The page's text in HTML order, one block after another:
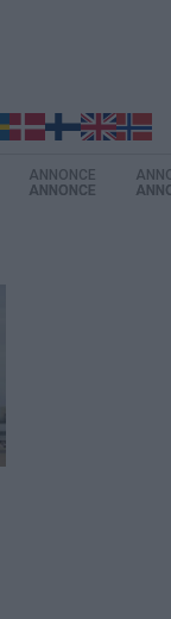
ANNONCE
ANNONCE
ANNONCE